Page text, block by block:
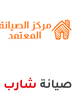
صيانة شارب